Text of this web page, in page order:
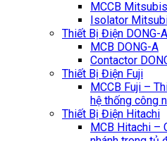
MCCB
Isolator
Thiết Bị Điện DONG-A
MCB DONG-A
Contactor
Thiết Bị Điện Fuji
MCCB Fuji –
hệ thống công
Thiết Bị Điện Hitachi
MCB Hitachi –